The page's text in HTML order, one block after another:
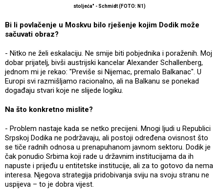
stoljeća" - Schmidt (FOTO: N1)
Bi li povlačenje u Moskvu bilo rješenje kojim Dodik može
sačuvati obraz?
- Nitko ne želi eskalaciju. Ne smije biti pobjednika i poraženih. Moj
dobar prijatelj, bivši austrijski kancelar Alexander Schallenberg,
jednom mi je rekao: "Previše si Nijemac, premalo Balkanac". U
Europi svi razmišljamo racionalno, ali na Balkanu se ponekad
događaju stvari koje ne slijede logiku.
Na što konkretno mislite?
- Problem nastaje kada se netko precijeni. Mnogi ljudi u Republici
Srpskoj Dodika ne podržavaju, ali postoji određena ovisnost što
se tiče radnih odnosa u prenapuhanom javnom sektoru. Dodik je
čak ponudio Srbima koji rade u državnim institucijama da ih
napuste i prijeđu u entitetske institucije, ali za to gotovo da nema
interesa. Njegova strategija pridobivanja sviju na svoju stranu ne
uspijeva – to je dobra vijest.